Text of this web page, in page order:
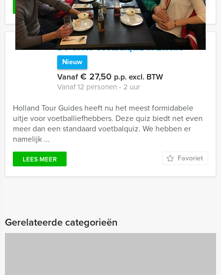
LEES MEER Favoriet
De Grote Voetbalquiz In Zwolle
Nieuw
Vanaf€ 27,50 p.p. excl. BTW
Vanaf 12 personen ‐ 2 uur
Holland Tour Guides heeft nu het meest formidabele
uitje voor voetballiefhebbers. Deze quiz biedt net even
meer dan een standaard voetbalquiz. We hebben er
namelijk ...
LEES MEER Favoriet
Gerelateerde categorieën